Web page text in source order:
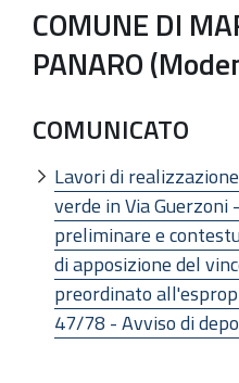
COMUNE DI
PANARO
COMUNICATO
Lavori di
verde in Via
preliminare e
di apposizione del
preordinato
47/78 - Avviso di